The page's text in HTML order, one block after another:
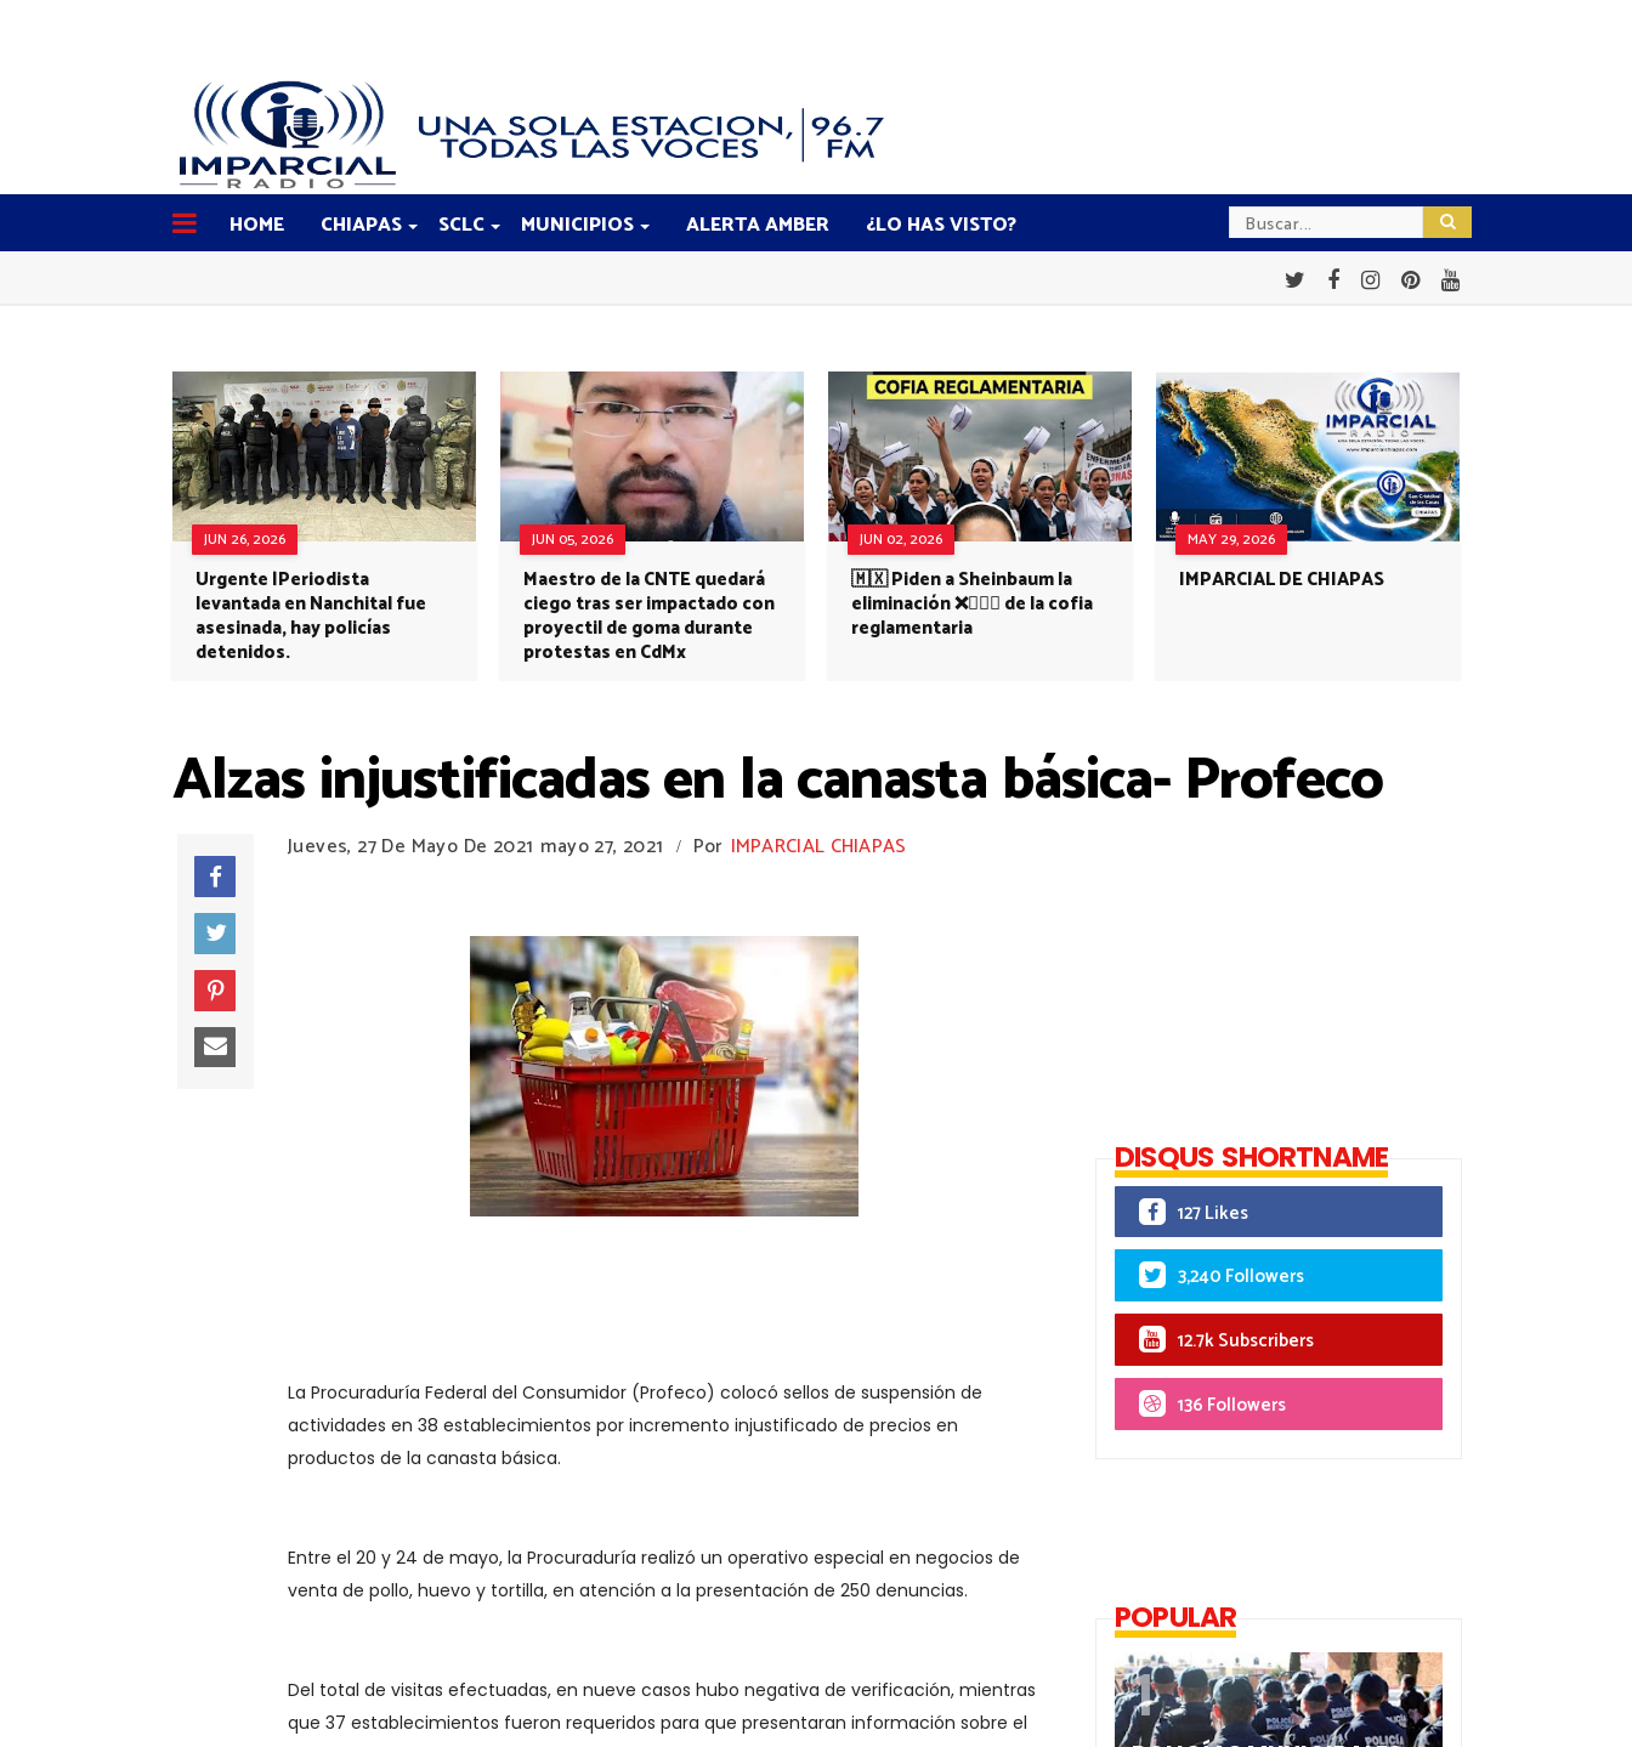
HOME CHIAPAS SCLC MUNICIPIOS ALERTA AMBER ¿LO HAS VISTO?
JUN 26, 2026
Urgente |Periodista
levantada en Nanchital fue
asesinada, hay policías
detenidos.
JUN 05, 2026
Maestro de la CNTE quedará
ciego tras ser impactado con
proyectil de goma durante
protestas en CdMx
JUN 02, 2026
🇲🇽 Piden a Sheinbaum la
eliminación ❌👩🏻‍⚕️ de la cofia
reglamentaria
MAY 29, 2026
IMPARCIAL DE CHIAPAS
Alzas injustificadas en la canasta básica- Profeco
Jueves, 27 De Mayo De 2021 mayo 27, 2021 / Por IMPARCIAL CHIAPAS
La Procuraduría Federal del Consumidor (Profeco) colocó sellos de suspensión de
actividades en 38 establecimientos por incremento injustificado de precios en
productos de la canasta básica.
Entre el 20 y 24 de mayo, la Procuraduría realizó un operativo especial en negocios de
venta de pollo, huevo y tortilla, en atención a la presentación de 250 denuncias.
Del total de visitas efectuadas, en nueve casos hubo negativa de verificación, mientras
que 37 establecimientos fueron requeridos para que presentaran información sobre el
DISQUS SHORTNAME
127 Likes
3,240 Followers
12.7k Subscribers
136 Followers
POPULAR